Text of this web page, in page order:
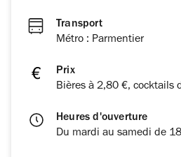
Transport
Métro : Parmentier
Prix
Bières à 2,80 €, cocktails
Heures d'ouverture
Du mardi au samedi de